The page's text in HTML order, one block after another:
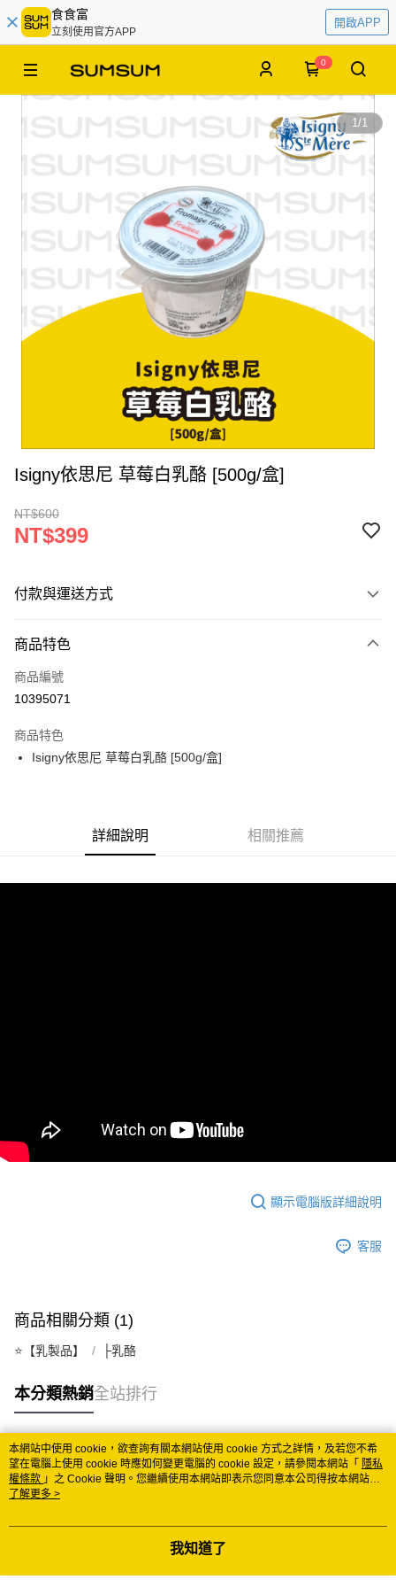
食食富
立刻使用官方APP
開啟APP
0
1/1
Isigny依思尼 草莓白乳酪 [500g/盒]
NT$600
NT$399
付款與運送方式
信用卡一次付款
LINE Pay
街口支付
商品特色
商品編號
10395071
商品特色
Isigny依思尼 草莓白乳酪 [500g/盒]
詳細說明 相關推薦
顯示電腦版詳細說明
客服
商品相關分類 (1)
⭐️【乳製品】 ├乳酪
本分類熱銷全站排行
熱門標籤
本網站中使用 cookie，欲查詢有關本網站使用 cookie 方式之詳情，及若您不希
望在電腦上使用 cookie 時應如何變更電腦的 cookie 設定，請參閱本網站「 隱私
權條款 」之 Cookie 聲明。您繼續使用本網站即表示您同意本公司得按本網站使
用條款之 Cookie 聲明使用 cookie。
了解更多 >
我知道了